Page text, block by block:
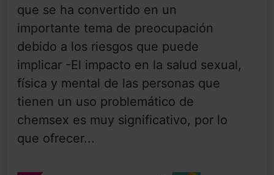
que se ha convertido en un
importante tema de preocupación
debido a los riesgos que puede
implicar -El impacto en la salud sexual,
física y mental de las personas que
tienen un uso problemático de
chemsex es muy significativo, por lo
que ofrecer...